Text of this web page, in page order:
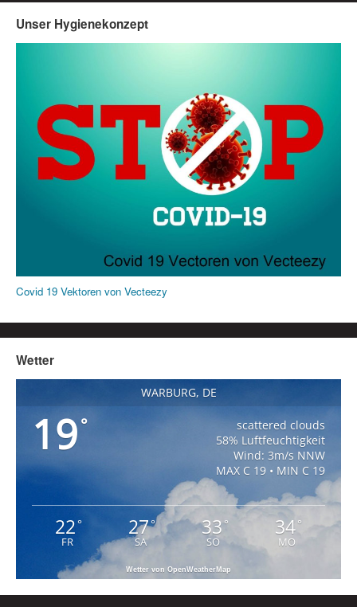
Unser Hygienekonzept
Covid 19 Vektoren von Vecteezy
Wetter
WARBURG, DE
19°
scattered clouds
58% Luftfeuchtigkeit
Wind: 3m/s NNW
MAX C 19 • MIN C 19
22°
FR
27°
SA
33°
SO
34°
MO
Wetter von OpenWeatherMap